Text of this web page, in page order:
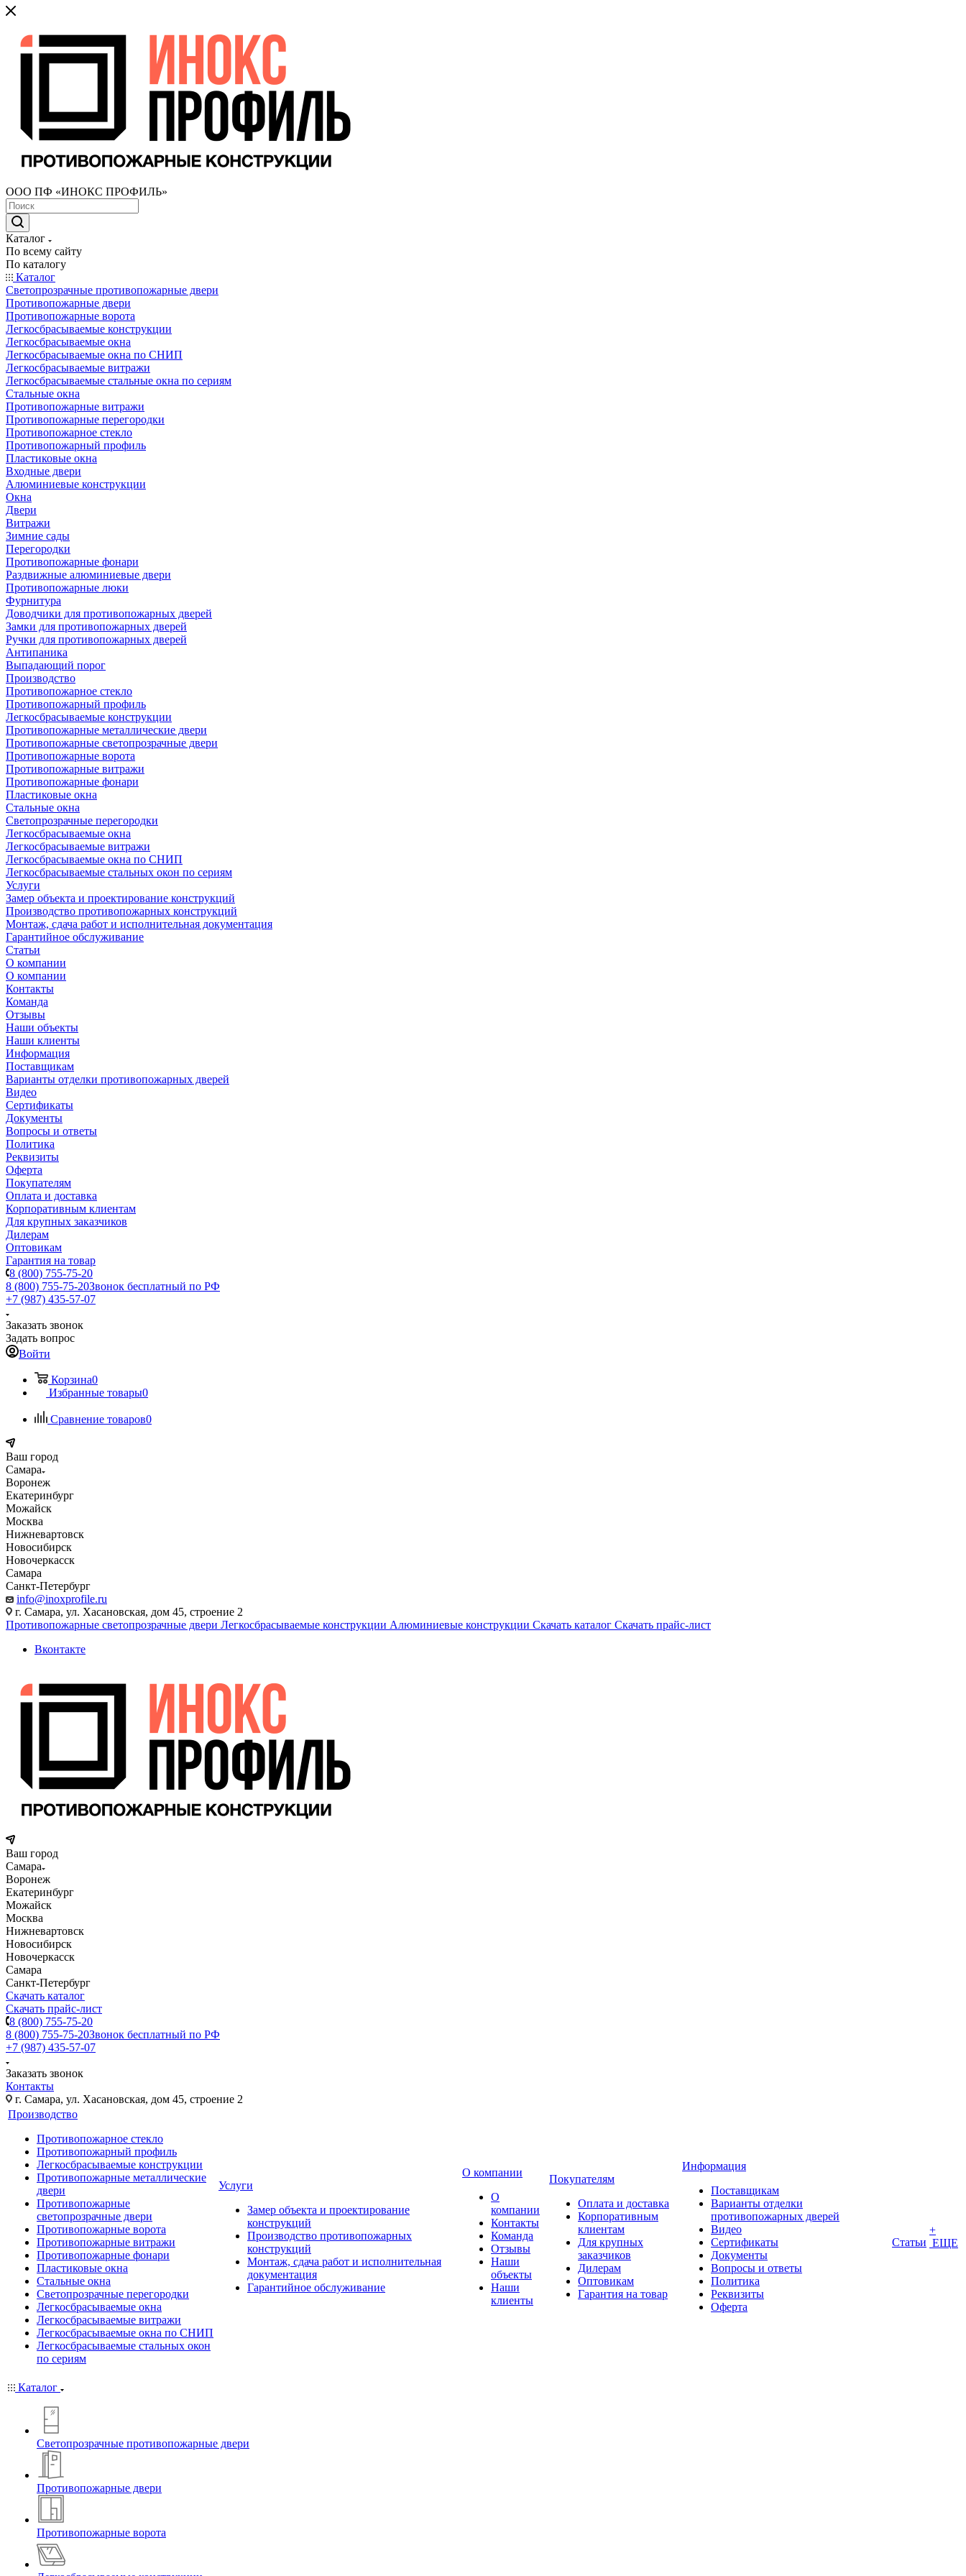
ООО ПФ «ИНОКС ПРОФИЛЬ»
Каталог
По всему сайту
По каталогу
Каталог
Светопрозрачные противопожарные двери
Противопожарные двери
Противопожарные ворота
Легкосбрасываемые конструкции
Легкосбрасываемые окна
Легкосбрасываемые окна по СНИП
Легкосбрасываемые витражи
Легкосбрасываемые стальные окна по сериям
Стальные окна
Противопожарные витражи
Противопожарные перегородки
Противопожарное стекло
Противопожарный профиль
Пластиковые окна
Входные двери
Алюминиевые конструкции
Окна
Двери
Витражи
Зимние сады
Перегородки
Противопожарные фонари
Раздвижные алюминиевые двери
Противопожарные люки
Фурнитура
Доводчики для противопожарных дверей
Замки для противопожарных дверей
Ручки для противопожарных дверей
Антипаника
Выпадающий порог
Производство
Противопожарное стекло
Противопожарный профиль
Легкосбрасываемые конструкции
Противопожарные металлические двери
Противопожарные светопрозрачные двери
Противопожарные ворота
Противопожарные витражи
Противопожарные фонари
Пластиковые окна
Стальные окна
Светопрозрачные перегородки
Легкосбрасываемые окна
Легкосбрасываемые витражи
Легкосбрасываемые окна по СНИП
Легкосбрасываемые стальных окон по сериям
Услуги
Замер объекта и проектирование конструкций
Производство противопожарных конструкций
Монтаж, сдача работ и исполнительная документация
Гарантийное обслуживание
Статьи
О компании
О компании
Контакты
Команда
Отзывы
Наши объекты
Наши клиенты
Информация
Поставщикам
Варианты отделки противопожарных дверей
Видео
Сертификаты
Документы
Вопросы и ответы
Политика
Реквизиты
Оферта
Покупателям
Оплата и доставка
Корпоративным клиентам
Для крупных заказчиков
Дилерам
Оптовикам
Гарантия на товар
8 (800) 755-75-20
8 (800) 755-75-20Звонок бесплатный по РФ
+7 (987) 435-57-07
Заказать звонок
Задать вопрос
Войти
Корзина0
Избранные товары0
Сравнение товаров0
Ваш город
Самара
Воронеж
Екатеринбург
Можайск
Москва
Нижневартовск
Новосибирск
Новочеркасск
Самара
Санкт-Петербург
info@inoxprofile.ru
г. Самара, ул. Хасановская, дом 45, строение 2
Противопожарные светопрозрачные двери Легкосбрасываемые конструкции Алюминиевые конструкции Скачать каталог Скачать прайс-лист
Вконтакте
Ваш город
Самара
Воронеж
Екатеринбург
Можайск
Москва
Нижневартовск
Новосибирск
Новочеркасск
Самара
Санкт-Петербург
Скачать каталог
Скачать прайс-лист
8 (800) 755-75-20
8 (800) 755-75-20Звонок бесплатный по РФ
+7 (987) 435-57-07
Заказать звонок
Контакты
г. Самара, ул. Хасановская, дом 45, строение 2
Производство
Противопожарное стекло
Противопожарный профиль
Легкосбрасываемые конструкции
Противопожарные металлические
двери
Противопожарные
светопрозрачные двери
Противопожарные ворота
Противопожарные витражи
Противопожарные фонари
Пластиковые окна
Стальные окна
Светопрозрачные перегородки
Легкосбрасываемые окна
Легкосбрасываемые витражи
Легкосбрасываемые окна по СНИП
Легкосбрасываемые стальных окон
по сериям
Услуги
Замер объекта и проектирование
конструкций
Производство противопожарных
конструкций
Монтаж, сдача работ и исполнительная
документация
Гарантийное обслуживание
О компании
О
компании
Контакты
Команда
Отзывы
Наши
объекты
Наши
клиенты
Покупателям
Оплата и доставка
Корпоративным
клиентам
Для крупных
заказчиков
Дилерам
Оптовикам
Гарантия на товар
Информация
Поставщикам
Варианты отделки
противопожарных дверей
Видео
Сертификаты
Документы
Вопросы и ответы
Политика
Реквизиты
Оферта
Статьи
+
ЕЩЕ
Каталог
Светопрозрачные противопожарные двери
Противопожарные двери
Противопожарные ворота